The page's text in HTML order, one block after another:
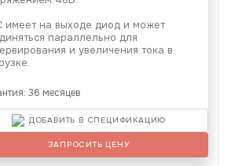
имеет на выходе диод и может
параллельно для
и увеличения тока в
36 месяцев
ДОБАВИТЬ В СПЕЦИФИКАЦИЮ
ЗАПРОСИТЬ ЦЕНУ